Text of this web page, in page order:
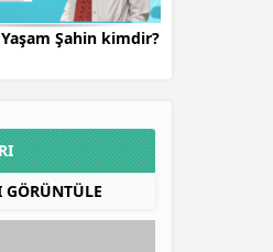
Şahin kimdir?